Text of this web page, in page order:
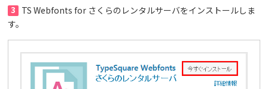
3
TS Webfonts for さくらのレンタルサーバをインストールしま
す。